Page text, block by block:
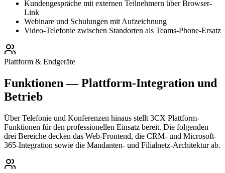
Kundengespräche mit externen Teilnehmern über Browser-
Link
Webinare und Schulungen mit Aufzeichnung
Video-Telefonie zwischen Standorten als Teams-Phone-Ersatz
Plattform & Endgeräte
Funktionen — Plattform-Integration und
Betrieb
Über Telefonie und Konferenzen hinaus stellt 3CX Plattform-
Funktionen für den professionellen Einsatz bereit. Die folgenden
drei Bereiche decken das Web-Frontend, die CRM- und Microsoft-
365-Integration sowie die Mandanten- und Filialnetz-Architektur ab.